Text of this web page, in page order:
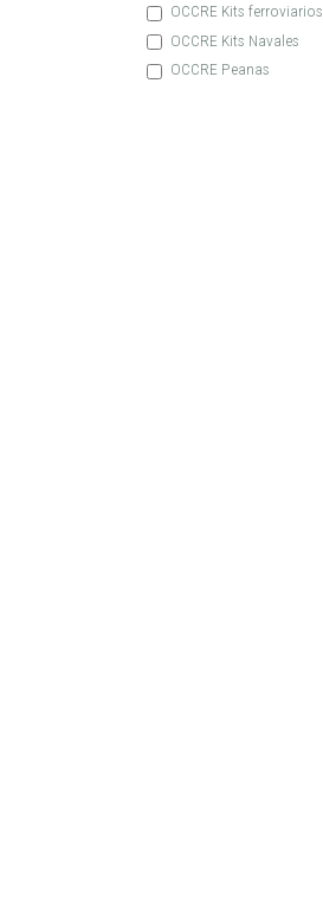
OCCRE Kits ferroviarios
OCCRE Kits Navales
OCCRE Peanas